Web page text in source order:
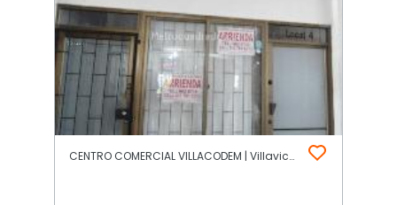
CENTRO COMERCIAL VILLACODEM | Villavicencio